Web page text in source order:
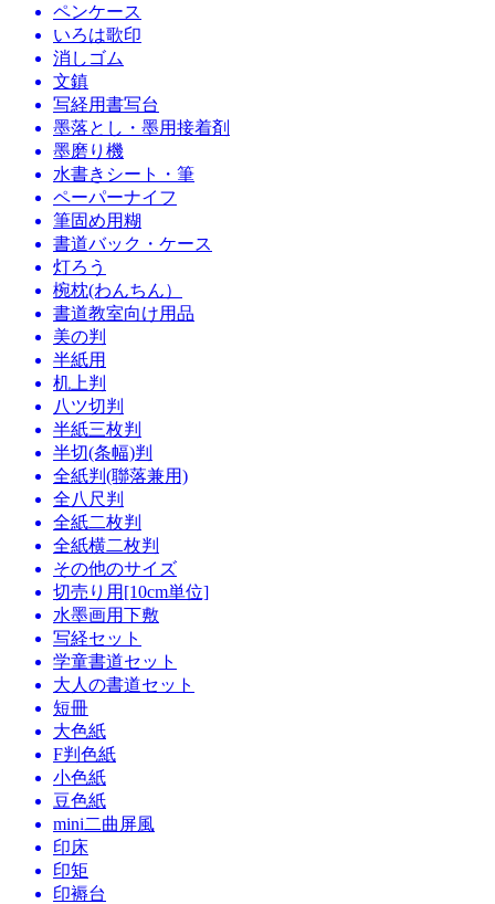
ペンケース
いろは歌印
消しゴム
文鎮
写経用書写台
墨落とし・墨用接着剤
墨磨り機
水書きシート・筆
ペーパーナイフ
筆固め用糊
書道バック・ケース
灯ろう
椀枕(わんちん）
書道教室向け用品
美の判
半紙用
机上判
八ツ切判
半紙三枚判
半切(条幅)判
全紙判(聯落兼用)
全八尺判
全紙二枚判
全紙横二枚判
その他のサイズ
切売り用[10cm単位]
水墨画用下敷
写経セット
学童書道セット
大人の書道セット
短冊
大色紙
F判色紙
小色紙
豆色紙
mini二曲屏風
印床
印矩
印褥台